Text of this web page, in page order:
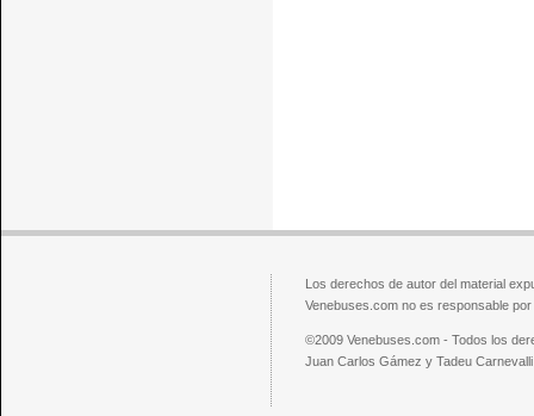
Los derechos de autor del material
Venebuses.com no es responsable
©2009 Venebuses.com - Todos los
Juan Carlos Gámez y Tadeu Carnevalli